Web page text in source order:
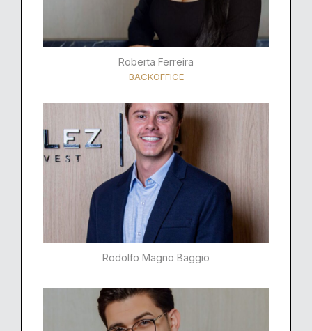
Roberta Ferreira
BACKOFFICE
Rodolfo Magno Baggio​​